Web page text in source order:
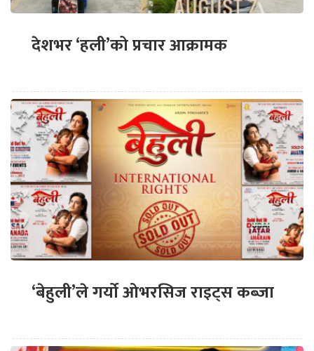
देशभर ‘हली’को प्रचार आक्रामक
‘बेहुली’ले गर्यो ओभरसिज राइट्स कब्जा